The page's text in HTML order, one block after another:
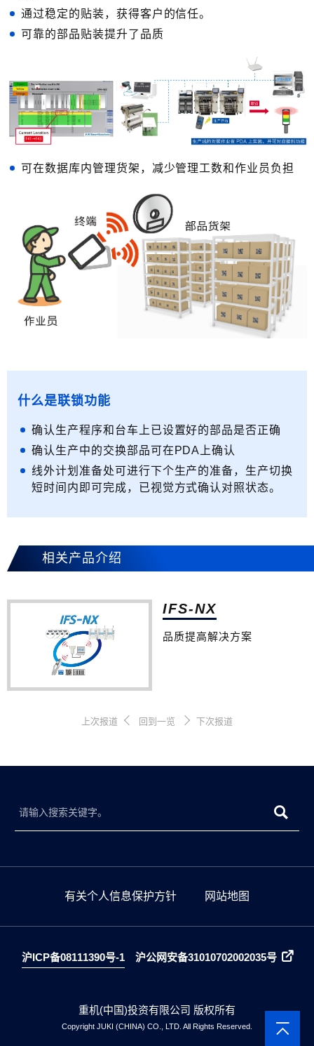
通过稳定的贴装，获得客户的信任。
可靠的部品贴装提升了品质
可在数据库内管理货架，减少管理工数和作业员负担
什么是联锁功能
确认生产程序和台车上已设置好的部品是否正确
确认生产中的交换部品可在PDA上确认
线外计划准备处可进行下个生产的准备，生产切换
短时间内即可完成，已视觉方式确认对照状态。
相关产品介绍
IFS-NX
品质提高解决方案
上次报道 回到一览 下次报道
有关个人信息保护方针 网站地图
沪ICP备08111390号-1沪公网安备31010702002035号
重机(中国)投资有限公司 版权所有
Copyright JUKI (CHINA) CO., LTD. All Rights Reserved.